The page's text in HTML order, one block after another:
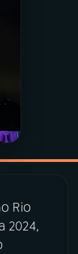
Rio
2024,